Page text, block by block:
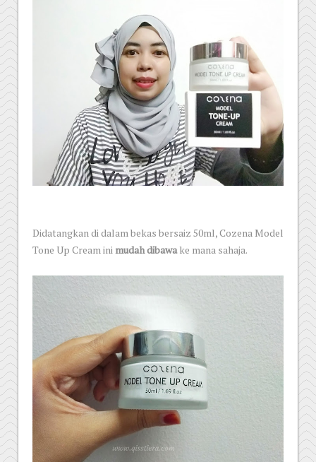
Didatangkan di dalam bekas bersaiz 50ml, Cozena Model
Tone Up Cream ini mudah dibawake mana sahaja.